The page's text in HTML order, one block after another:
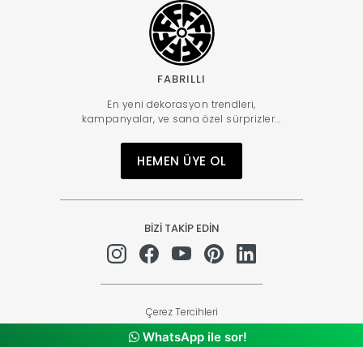
FABRILLI
En yeni dekorasyon trendleri,
kampanyalar, ve sana özel sürprizler...
HEMEN ÜYE OL
BİZİ TAKİP EDİN
Çerez Tercihleri
WhatsApp ile sor!